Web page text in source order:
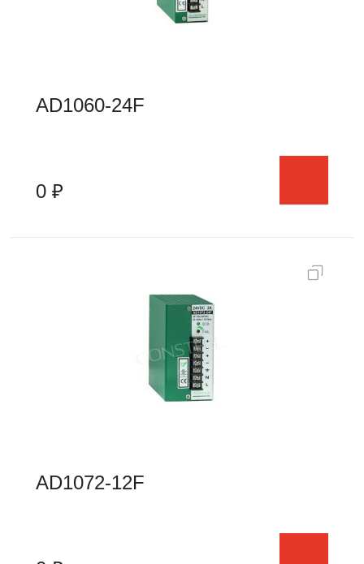
AD1060-24F
0 ₽
AD1072-12F